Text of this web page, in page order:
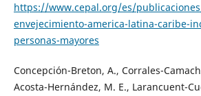
https://www.cepal.org/es/
envejecimiento-america-latina-caribe-
personas-mayores
Concepción-Breton, A., Corrales-
Acosta-Hernández, M. E., Larancuent-